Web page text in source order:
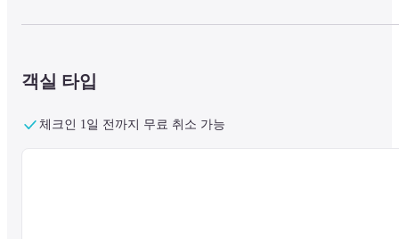
객실 타입
체크인 1일 전까지 무료 취소 가능